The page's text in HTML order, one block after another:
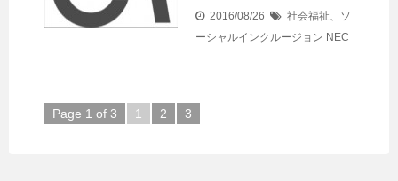
2016/08/26
社会福祉、ソ
ーシャルインクルージョン NEC
Page 1 of 3 1 2 3